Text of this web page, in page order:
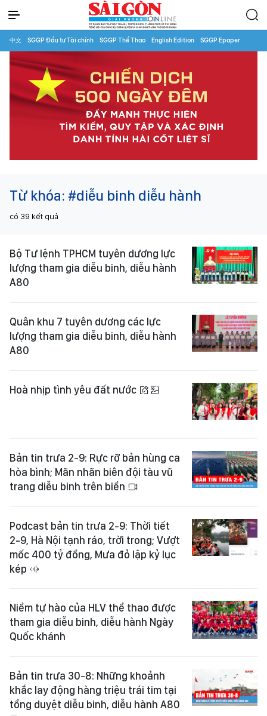
中文 SGGP Đầu tư Tài chính SGGP Thể Thao English Edition SGGP Epaper
Từ khóa: #diễu binh diễu hành
có 39 kết quả
Bộ Tư lệnh TPHCM tuyên dương lực
lượng tham gia diễu binh, diễu hành
A80
Quân khu 7 tuyên dương các lực
lượng tham gia diễu binh, diễu hành
A80
Hoà nhịp tình yêu đất nước
Bản tin trưa 2-9: Rực rỡ bản hùng ca
hòa bình; Mãn nhãn biên đội tàu vũ
trang diễu binh trên biển
Podcast bản tin trưa 2-9: Thời tiết
2-9, Hà Nội tạnh ráo, trời trong; Vượt
mốc 400 tỷ đồng, Mưa đỏ lập kỷ lục
kép
Niềm tự hào của HLV thể thao được
tham gia diễu binh, diễu hành Ngày
Quốc khánh
Bản tin trưa 30-8: Những khoảnh
khắc lay động hàng triệu trái tim tại
tổng duyệt diễu binh, diễu hành A80